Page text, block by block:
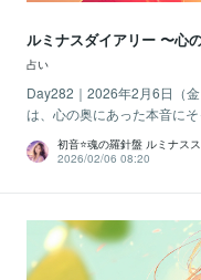
ルミナスダイアリー 〜心
占い
Day282｜2026年2月6日（
は、心の奥にあった本音に
初音⭐️魂の羅針盤 ルミナス
2026/02/06 08:20